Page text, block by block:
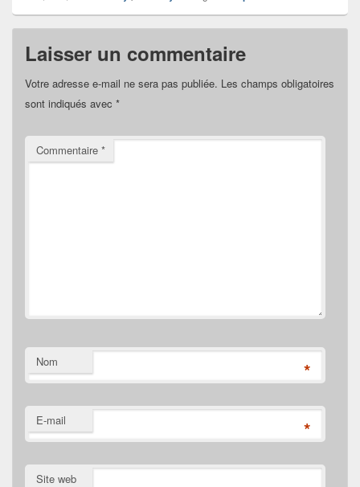
Laisser un commentaire
Votre adresse e-mail ne sera pas publiée. Les champs obligatoires
sont indiqués avec *
Commentaire *
Nom *
E-mail *
Site web